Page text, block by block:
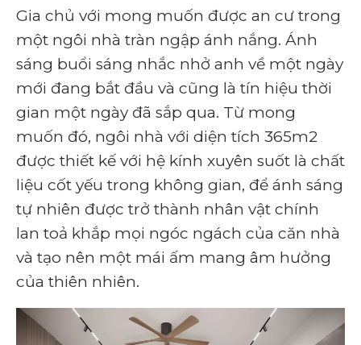
Gia chủ với mong muốn được an cư trong
một ngôi nhà tràn ngập ánh nắng. Ánh
sáng buổi sáng nhắc nhở anh về một ngày
mới đang bắt đầu và cũng là tín hiệu thời
gian một ngày đã sắp qua. Từ mong
muốn đó, ngôi nhà với diện tích 365m2
được thiết kế với hệ kính xuyên suốt là chất
liệu cốt yếu trong không gian, để ánh sáng
tự nhiên được trở thành nhân vật chính
lan toả khắp mọi ngóc ngách của căn nhà
và tạo nên một mái ấm mang âm hưởng
của thiên nhiên.